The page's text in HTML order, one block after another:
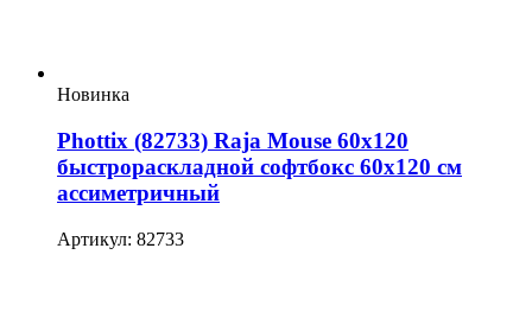
Новинка
Phottix (82733) Raja Mouse 60х120
быстрораскладной софтбокс 60х120 см
ассиметричный
Артикул: 82733